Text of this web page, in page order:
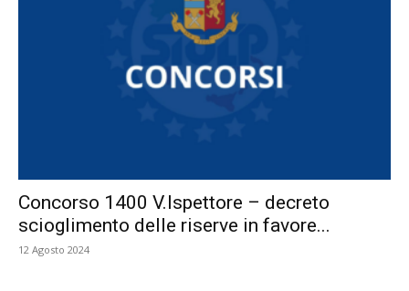
Concorso 1400 V.Ispettore – decreto
scioglimento delle riserve in favore...
12 Agosto 2024